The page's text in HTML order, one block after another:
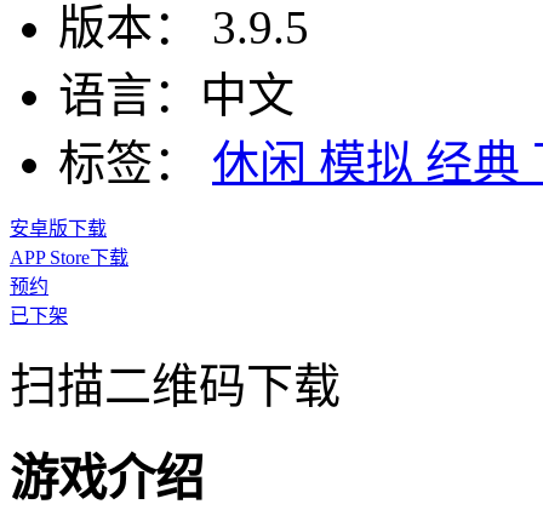
版本：
3.9.5
语言： 中文
标签：
休闲 模拟 经典
安卓版下载
APP Store下载
预约
已下架
扫描二维码下载
游戏介绍